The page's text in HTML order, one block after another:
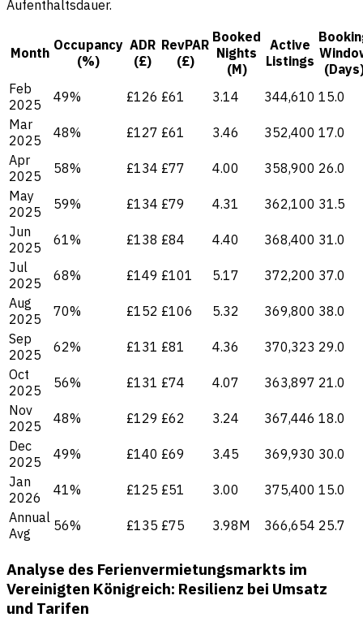
Aufenthaltsdauer.
Month Occupancy
(%)
ADR
(£)
RevPAR
(£)
Booked
Nights
(M)
Active
Listings
Feb
2025
49% £126 £61 3.14 344,610 15.0
Mar
2025
48% £127 £61 3.46 352,400 17.0
Apr
2025
58% £134 £77 4.00 358,900 26.0
May
2025
59% £134 £79 4.31 362,100 31.5
Jun
2025
61% £138 £84 4.40 368,400 31.0
Jul
2025
68% £149 £101 5.17 372,200 37.0
Aug
2025
70% £152 £106 5.32 369,800 38.0
Sep
2025
62% £131 £81 4.36 370,323 29.0
Oct
2025
56% £131 £74 4.07 363,897 21.0
Nov
2025
48% £129 £62 3.24 367,446 18.0
Dec
2025
49% £140 £69 3.45 369,930 30.0
Jan
2026
41% £125 £51 3.00 375,400 15.0
Annual
Avg
56% £135 £75 3.98M 366,654 25.7
Analyse des Ferienvermietungsmarkts im
Vereinigten Königreich: Resilienz bei Umsatz
und Tarifen